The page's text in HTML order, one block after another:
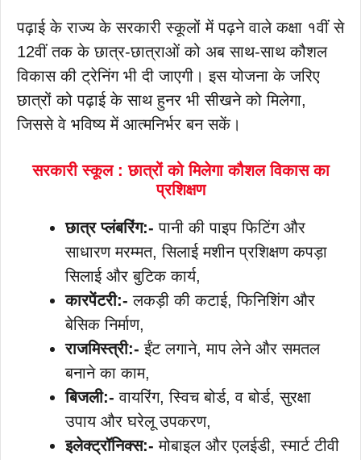
पढ़ाई के राज्य के सरकारी स्कूलों में पढ़ने वाले कक्षा १वीं से
12वीं तक के छात्र-छात्राओं को अब साथ-साथ कौशल
विकास की ट्रेनिंग भी दी जाएगी। इस योजना के जरिए
छात्रों को पढ़ाई के साथ हुनर भी सीखने को मिलेगा,
जिससे वे भविष्य में आत्मनिर्भर बन सकें।
सरकारी स्कूल : छात्रों को मिलेगा कौशल विकास का
प्रशिक्षण
छात्र प्लंबरिंग:- पानी की पाइप फिटिंग और
साधारण मरम्मत, सिलाई मशीन प्रशिक्षण कपड़ा
सिलाई और बुटिक कार्य,
कारपेंटरी:- लकड़ी की कटाई, फिनिशिंग और
बेसिक निर्माण,
राजमिस्त्री:- ईंट लगाने, माप लेने और समतल
बनाने का काम,
बिजली:- वायरिंग, स्विच बोर्ड, व बोर्ड, सुरक्षा
उपाय और घरेलू उपकरण,
इलेक्ट्रॉनिक्स:- मोबाइल और एलईडी, स्मार्ट टीवी